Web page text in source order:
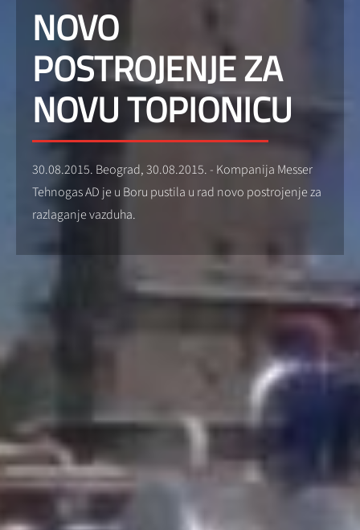
NOVO
POSTROJENJE ZA
NOVU TOPIONICU
30.08.2015. Beograd, 30.08.2015. - Kompanija Messer
Tehnogas AD je u Boru pustila u rad novo postrojenje za
razlaganje vazduha.